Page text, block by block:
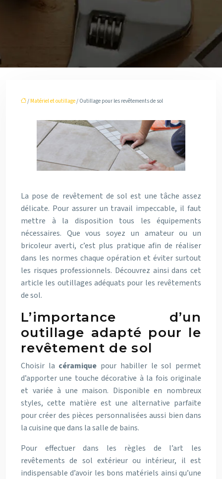
/ Matériel et outillage/ Outillage pour les revêtements de sol
La pose de revêtement de sol est une tâche assez
délicate. Pour assurer un travail impeccable, il faut
mettre à la disposition tous les équipements
nécessaires. Que vous soyez un amateur ou un
bricoleur averti, c’est plus pratique afin de réaliser
dans les normes chaque opération et éviter surtout
les risques professionnels. Découvrez ainsi dans cet
article les outillages adéquats pour les revêtements
de sol.
L’importance d’un
outillage adapté pour le
revêtement de sol
Choisir la céramique pour habiller le sol permet
d’apporter une touche décorative à la fois originale
et variée à une maison. Disponible en nombreux
styles, cette matière est une alternative parfaite
pour créer des pièces personnalisées aussi bien dans
la cuisine que dans la salle de bains.
Pour effectuer dans les règles de l’art les
revêtements de sol extérieur ou intérieur, il est
indispensable d’avoir les bons matériels ainsi qu’une